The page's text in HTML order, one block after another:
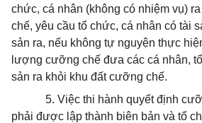
chức, cá nhân (không có nhiệm vụ)
chế, yêu cầu tổ chức, cá nhân có tài
sản ra, nếu không tự nguyện thực
lượng cưỡng chế đưa các cá nhân,
sản ra khỏi khu đất cưỡng chế.
5. Việc thi hành quyết định
phải được lập thành biên bản và tổ